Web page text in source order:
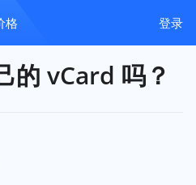
格 登录
的 vCard 吗？